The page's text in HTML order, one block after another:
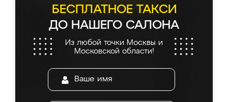
БЕСПЛАТНОЕ ТАКСИ
ДО НАШЕГО САЛОНА
Из любой точки Москвы и
Московской области!